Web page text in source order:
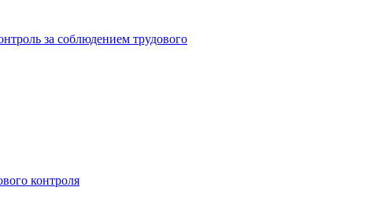
за соблюдением трудового
контроля